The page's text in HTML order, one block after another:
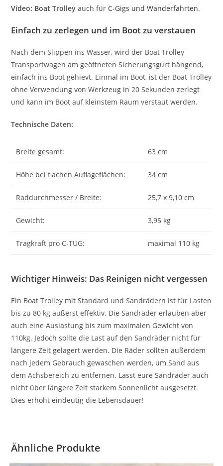
Video: Boat Trolley auch für C-Gigs und Wanderfahrten.
Einfach zu zerlegen und im Boot zu verstauen
Nach dem Slippen ins Wasser, wird der Boat Trolley
Transportwagen am geöffneten Sicherungsgurt hängend,
einfach ins Boot gehievt. Einmal im Boot, ist der Boat Trolley
ohne Verwendung von Werkzeug in 20 Sekunden zerlegt
und kann im Boot auf kleinstem Raum verstaut werden.
Technische Daten:
Breite gesamt: 63 cm
Höhe bei flachen Auflageflächen: 34 cm
Raddurchmesser / Breite: 25,7 x 9,10 cm
Gewicht: 3,95 kg
Tragkraft pro C-TUG: maximal 110 kg
Wichtiger Hinweis: Das Reinigen nicht vergessen
Ein Boat Trolley mit Standard und Sandrädern ist für Lasten
bis zu 80 kg äußerst effektiv. Die Sandräder erlauben aber
auch eine Auslastung bis zum maximalen Gewicht von
110kg. Jedoch sollte die Last auf den Sandräder nicht für
längere Zeit gelagert werden. Die Räder sollten außerdem
nach jedem Gebrauch gewaschen werden, um Sand aus
dem Achsbereich zu entfernen. Lasst eure Sandräder auch
nicht über längere Zeit starkem Sonnenlicht ausgesetzt.
Dies erhöht eindeutig die Lebensdauer!
Ähnliche Produkte